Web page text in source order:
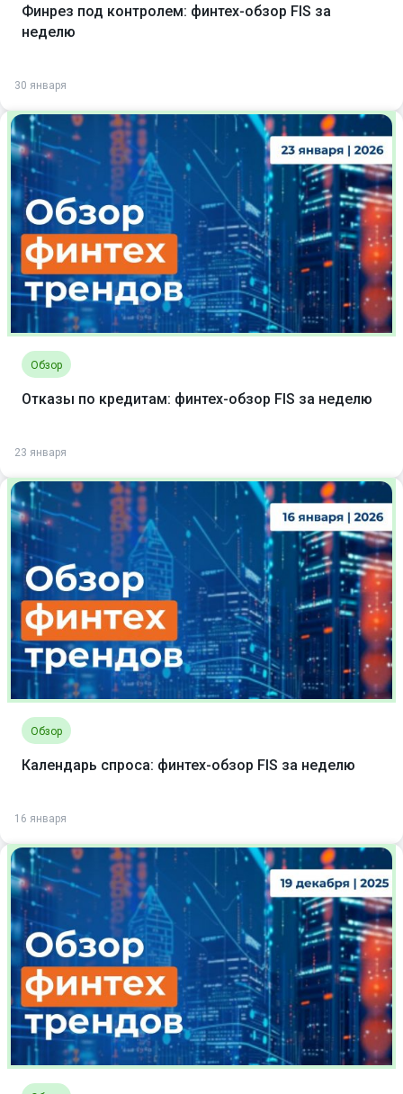
Финрез под контролем: финтех-обзор FIS за
неделю
30 января
Обзор
Отказы по кредитам: финтех-обзор FIS за неделю
23 января
Обзор
Календарь спроса: финтех-обзор FIS за неделю
16 января